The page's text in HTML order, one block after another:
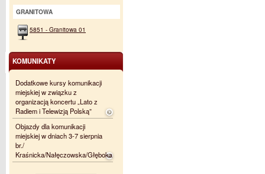
GRANITOWA
5851 - Granitowa 01
KOMUNIKATY
Dodatkowe kursy komunikacji
miejskiej w związku z
organizacją koncertu „Lato z
Radiem i Telewizją Polską”
Objazdy dla komunikacji
miejskiej w dniach 3-7 sierpnia
br./
Kraśnicka/Nałęczowska/Głęboka